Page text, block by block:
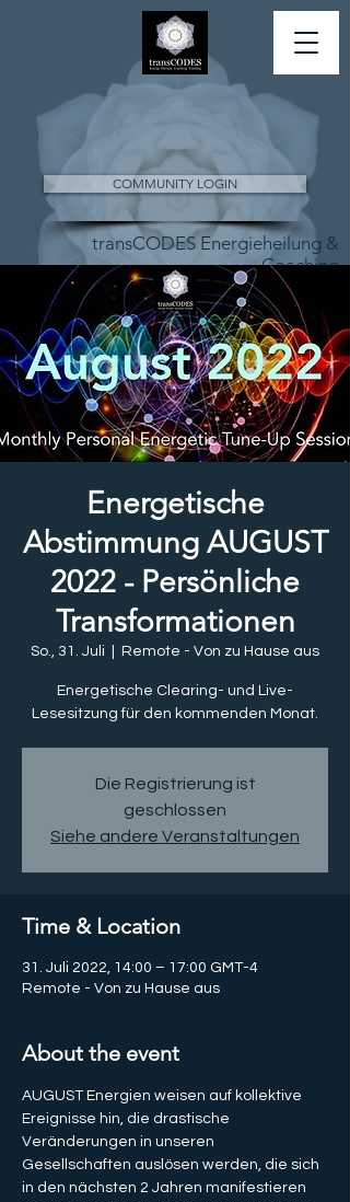
COMMUNITY LOGIN
transCODES Energieheilung &
Coaching
Energetische
Abstimmung AUGUST
2022 - Persönliche
Transformationen
So., 31. Juli Remote - Von zu Hause aus
Energetische Clearing- und Live-
Lesesitzung für den kommenden Monat.
Die Registrierung ist
geschlossen
Siehe andere Veranstaltungen
Time & Location
31. Juli 2022, 14:00 – 17:00 GMT-4
Remote - Von zu Hause aus
About the event
AUGUST Energien weisen auf kollektive
Ereignisse hin, die drastische
Veränderungen in unseren
Gesellschaften auslösen werden, die sich
in den nächsten 2 Jahren manifestieren